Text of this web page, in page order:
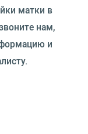
матки в
нам,
и